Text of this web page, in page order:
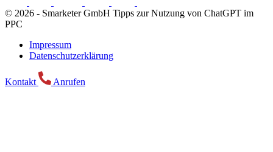
© 2026 - Smarketer GmbH Tipps zur Nutzung von ChatGPT im
PPC
Impressum
Datenschutzerklärung
Kontakt Anrufen